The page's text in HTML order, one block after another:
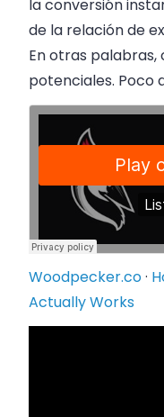
la conversión
de la relación de
En otras
potenciales. Poco
Woodpecker.co·
Actually Works